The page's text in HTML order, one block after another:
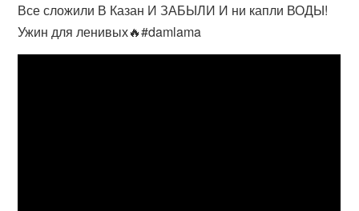
Все сложили В Казан И ЗАБЫЛИ И ни капли ВОДЫ!
Ужин для ленивых🔥#damlama